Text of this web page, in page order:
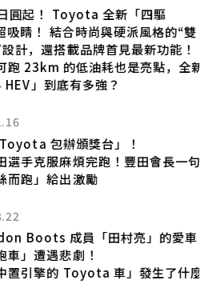
圓起！ Toyota 全新「四驅
吸睛！ 結合時尚與硬派風格的“雙
計，還搭載品牌首見最新功能！
跑 23km 的低油耗也是亮點，全新
HEV」到底有多強？
包辦頒獎台」！
選手克服麻煩完跑！豐田會長一句
而跑」給出激勵
Boots 成員「田村亮」的愛車
車」遭遇悲劇！
置引擎的 Toyota 車」發生了什麼